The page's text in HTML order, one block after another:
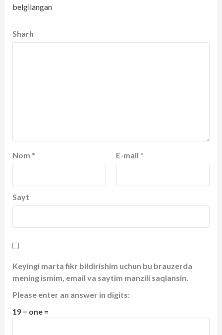
belgilangan
Sharh
Nom * E-mail *
Sayt
Keyingi marta fikr bildirishim uchun bu brauzerda
mening ismim, email va saytim manzili saqlansin.
Please enter an answer in digits:
19 − one =